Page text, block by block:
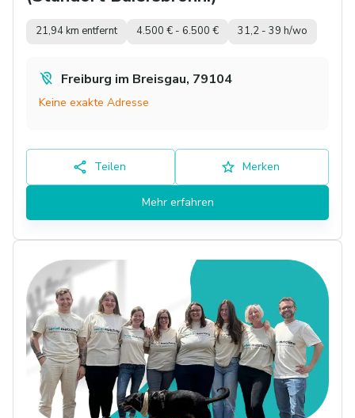
21,94 km entfernt 4.500 € - 6.500 € 31,2 - 39 h/wo
Freiburg im Breisgau, 79104
Keine exakte Adresse
Teilen Merken
Mehr erfahren